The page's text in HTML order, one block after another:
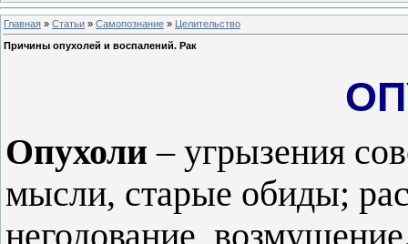
Главная » Статьи » Самопознание » Целительство
Причины опухолей и воспалений. Рак
Опухоли – угрызения
мысли, старые обиды;
негодование,